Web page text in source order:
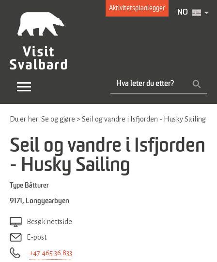
Aktivitetsplanlegger
NO
Du er her: Se og gjøre > Seil og vandre i Isfjorden - Husky Sailing
Seil og vandre i Isfjorden
- Husky Sailing
Type Båtturer
9171 , Longyearbyen
Besøk nettside
E-post
+47 465 36 833